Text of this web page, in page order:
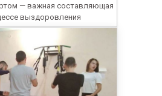
— важная составляющая
выздоровления